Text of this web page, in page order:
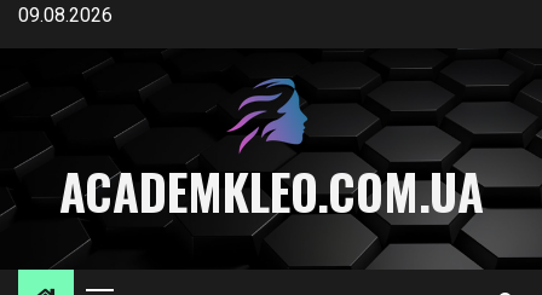
Перейти
содержимому
09.08.2026
ACADEMKLEO.COM.UA